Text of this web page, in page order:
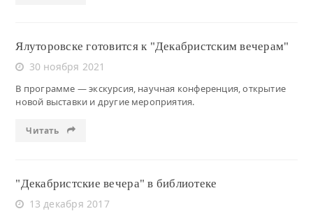
Ялуторовске готовится к "Декабристским вечерам"
30 ноября 2021
В программе — экскурсия, научная конференция, открытие
новой выставки и другие мероприятия.
Читать
"Декабристские вечера" в библиотеке
13 декабря 2017